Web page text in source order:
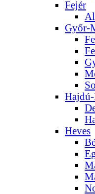
Fejér
Győr-
Heves